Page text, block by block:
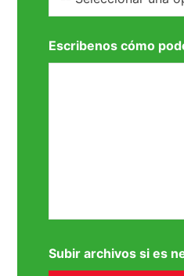
Escribenos cómo
Subir archivos si es